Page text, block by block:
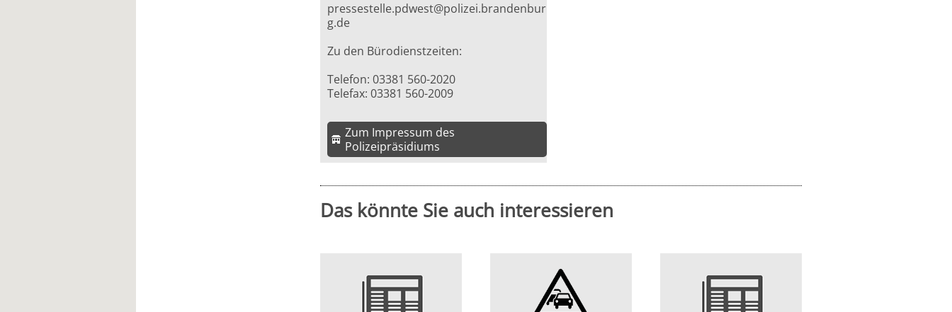
pressestelle.pdwest@polizei.brandenbur
g.de
Zu den Bürodienstzeiten:
Telefon: 03381 560-2020
Telefax: 03381 560-2009
Zum Impressum des
Polizeipräsidiums
Das könnte Sie auch interessieren